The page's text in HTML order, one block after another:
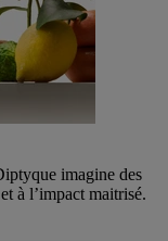
imagine des
à l’impact maitrisé.